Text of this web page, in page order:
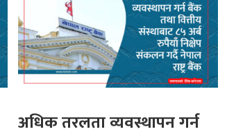
अधिक तरलता व्यवस्थापन गर्न